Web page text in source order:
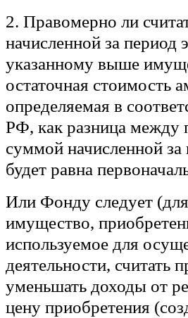
2. Правомерно ли
начисленной за период
указанному выше
остаточная стоимость
определяемая в
РФ, как разница между
суммой начисленной за
будет равна
Или Фонду следует
имущество,
используемое для
деятельности, считать
уменьшать доходы от
цену приобретения